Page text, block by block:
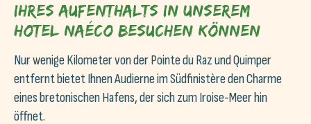
Ihres Aufenthalts in unserem
Hotel Naéco besuchen können
Nur wenige Kilometer von der Pointe du Raz und Quimper
entfernt bietet Ihnen Audierne im Südfinistère den Charme
eines bretonischen Hafens, der sich zum Iroise-Meer hin
öffnet.